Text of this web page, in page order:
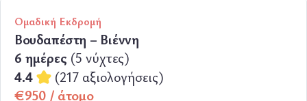
Ομαδική Εκδρομή
Βουδαπέστη – Βιέννη
6 ημέρες (5 νύχτες)
4.4
(217 αξιολογήσεις)
€950 / άτομο